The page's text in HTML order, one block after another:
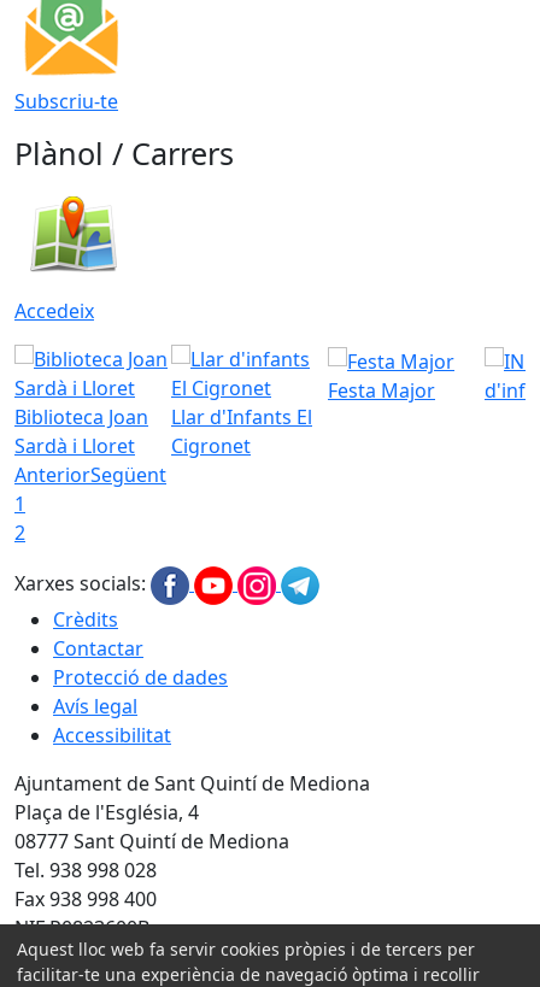
Subscriu-te
Plànol / Carrers
Accedeix
Biblioteca Joan
Sardà i Lloret
Llar d'Infants El
Cigronet
Festa Major
AnteriorSegüent
1
2
Xarxes socials:
Crèdits
Contactar
Protecció de dades
Avís legal
Accessibilitat
Ajuntament de Sant Quintí de Mediona
Plaça de l'Església, 4
08777 Sant Quintí de Mediona
Tel. 938 998 028
Fax 938 998 400
NIF P0823600B
Amb la col·laboració de:
Aquest lloc web fa servir cookies pròpies i de tercers per
facilitar-te una experiència de navegació òptima i recollir